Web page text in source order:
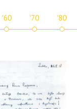
'60 '70 '80